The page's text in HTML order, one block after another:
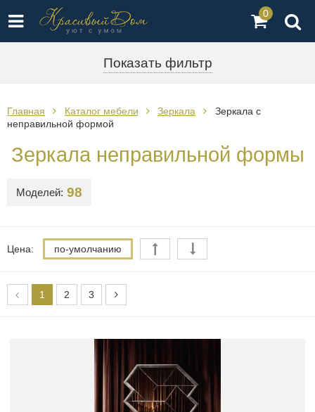
0
Показать фильтр
Главная Каталог мебели Зеркала
Зеркала с
неправильной формой
Зеркала неправильной формы
Моделей: 98
Цена: по-умолчанию
1 2 3